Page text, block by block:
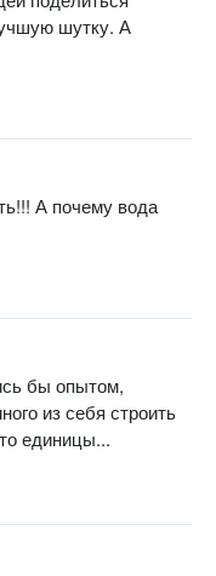
шутку. А
А почему вода
бы опытом,
из себя строить
единицы...